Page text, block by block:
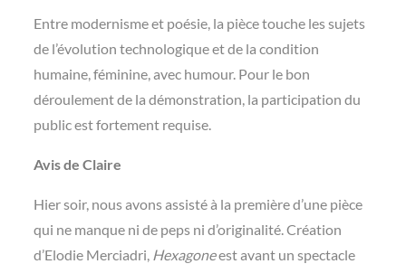
Entre modernisme et poésie, la pièce touche les sujets
de l’évolution technologique et de la condition
humaine, féminine, avec humour. Pour le bon
déroulement de la démonstration, la participation du
public est fortement requise.
Avis de Claire
Hier soir, nous avons assisté à la première d’une pièce
qui ne manque ni de peps ni d’originalité. Création
d’Elodie Merciadri, Hexagoneest avant un spectacle